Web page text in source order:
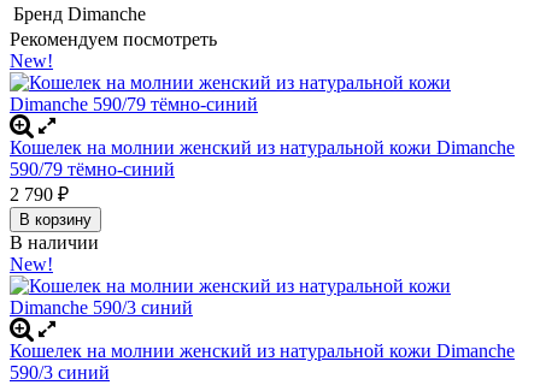
Бренд Dimanche
Рекомендуем посмотреть
New!
Кошелек на молнии женский из натуральной кожи Dimanche
590/79 тёмно-синий
2 790 ₽
В корзину
В наличии
New!
Кошелек на молнии женский из натуральной кожи Dimanche
590/3 синий